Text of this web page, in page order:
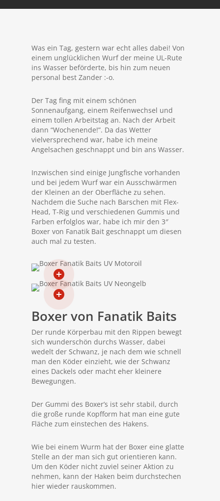
Was ein Tag, gestern war echt alles dabei! Von
einem unglücklichen Wurf der meine UL-Rute
ins Wasser beförderte, bis hin zum neuen
personal best Zander :-o.
Der Tag fing mit einem schönen
Sonnenaufgang, einem Reifenwechsel und
einem tollen Arbeitstag an. Nach der Arbeit
dann “Wochenende!”. Da das Wetter
vielversprechend war, habe ich meine
Angelsachen geschnappt und bin ans Wasser.
Inzwischen sind einige Jungfische vorhanden
und bei jedem Wurf war ein Ausschwärmen
der Kleinen an der Oberfläche zu sehen.
Nachdem die Suche nach Barschen mit Flex-
Head, T-Rig und verschiedenen Gummis und
Farben erfolglos war, habe ich mir den 3″
Boxer von Fanatik Bait geschnappt um diesen
auch mal zu testen.
Boxer von Fanatik Baits
Der runde Körperbau mit den Rippen bewegt
sich wunderschön durchs Wasser, dabei
wedelt der Schwanz, je nach dem wie schnell
man den Köder einzieht, wie der Schwanz
eines Dackels oder macht eher kleinere
Bewegungen.
Der Gummi des Boxer’s ist sehr stabil, durch
die große runde Kopfform hat man eine gute
Fläche zum einstechen des Hakens.
Wie bei einem Wurm hat der Boxer eine glatte
Stelle an der man sich gut orientieren kann.
Um den Köder nicht zuviel seiner Aktion zu
nehmen, kann der Haken beim durchstechen
hier wieder rauskommen.